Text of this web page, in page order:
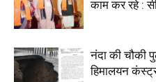
काम कर रहे :
नंदा की चौकी
हिमालयन